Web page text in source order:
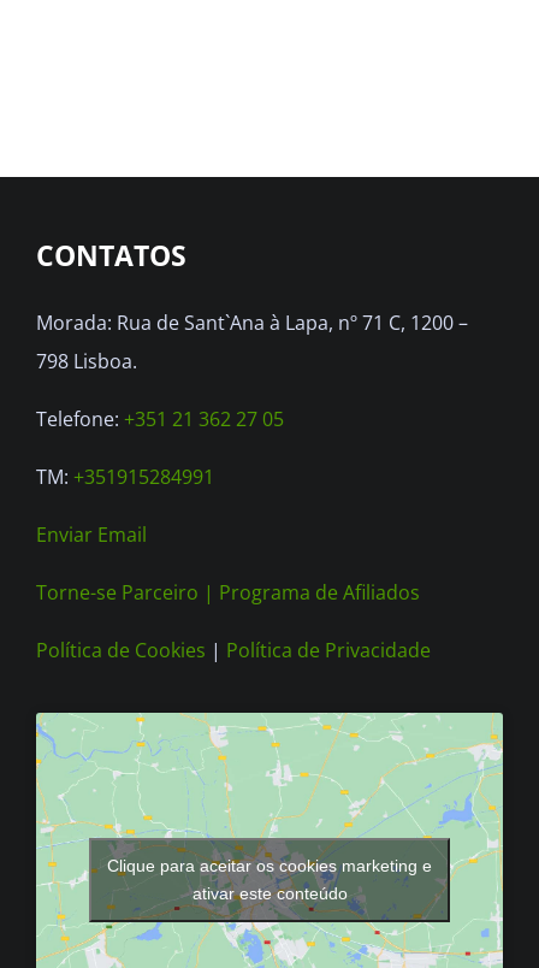
CONTATOS
Morada: Rua de Sant`Ana à Lapa, nº 71 C, 1200 –
798 Lisboa.
Telefone: +351 21 362 27 05
TM: +351915284991
Enviar Email
Torne-se Parceiro | Programa de Afiliados
Política de Cookies | Política de Privacidade
Clique para aceitar os cookies marketing e
ativar este conteúdo